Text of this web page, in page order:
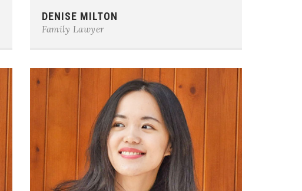
E-mail: team@example.com
DENISE MILTON
Family Lawyer